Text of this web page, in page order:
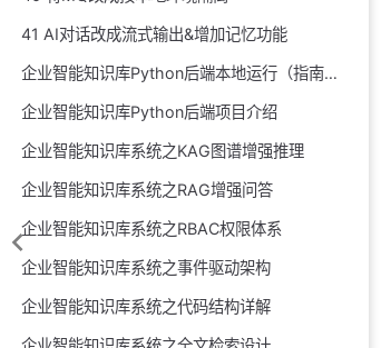
41 AI对话改成流式输出&增加记忆功能
企业智能知识库Python后端本地运行（指南）
企业智能知识库Python后端项目介绍
企业智能知识库系统之KAG图谱增强推理
企业智能知识库系统之RAG增强问答
企业智能知识库系统之RBAC权限体系
企业智能知识库系统之事件驱动架构
企业智能知识库系统之代码结构详解